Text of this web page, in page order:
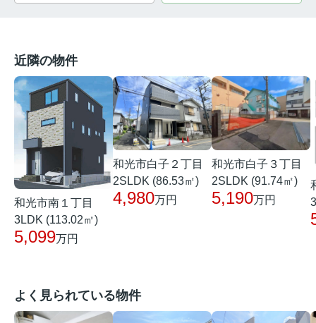
近隣の物件
和光市南１丁目
3LDK (113.02㎡)
5,099万円
和光市白子２丁目
2SLDK (86.53㎡)
4,980万円
和光市白子３丁目
2SLDK (91.74㎡)
5,190万円
よく見られている物件